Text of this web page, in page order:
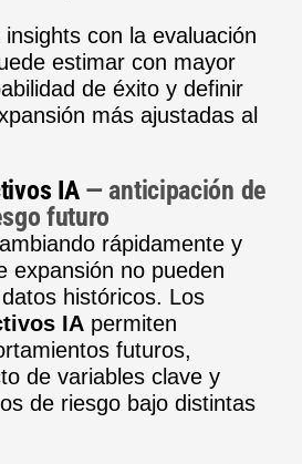
con la evaluación
estimar con mayor
de éxito y definir
más ajustadas al
IA— anticipación de
futuro
rápidamente y
expansión no pueden
históricos. Los
IApermiten
futuros,
de variables clave y
de riesgo bajo distintas